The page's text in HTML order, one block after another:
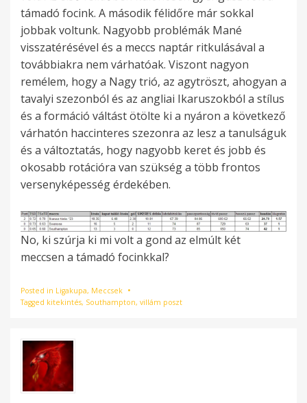
támadó focink. A második félidőre már sokkal
jobbak voltunk. Nagyobb problémák Mané
visszatérésével és a meccs naptár ritkulásával a
továbbiakra nem várhatóak. Viszont nagyon
remélem, hogy a Nagy trió, az agytröszt, ahogyan a
tavalyi szezonból és az angliai Ikaruszokból a stílus
és a formáció váltást ötölte ki a nyáron a következő
várhatón haccinteres szezonra az lesz a tanulságuk
és a változtatás, hogy nagyobb keret és jobb és
okosabb rotációra van szükség a több frontos
versenyképesség érdekében.
No, ki szúrja ki mi volt a gond az elmúlt két
meccsen a támadó focinkkal?
Posted in Ligakupa, Meccsek
Tagged kitekintés, Southampton, villám poszt